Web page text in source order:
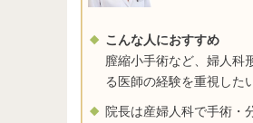
こんな人におすすめ
膣縮小手術など、婦人科
る医師の経験を重視した
院長は産婦人科で手術・